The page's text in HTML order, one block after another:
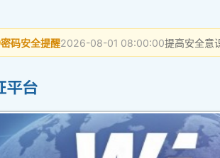
密码安全提醒2026-08-01 08:00:00提高安全意